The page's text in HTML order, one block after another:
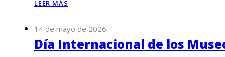
LEER MÁS
14 de mayo de 2026
Día Internacional de los